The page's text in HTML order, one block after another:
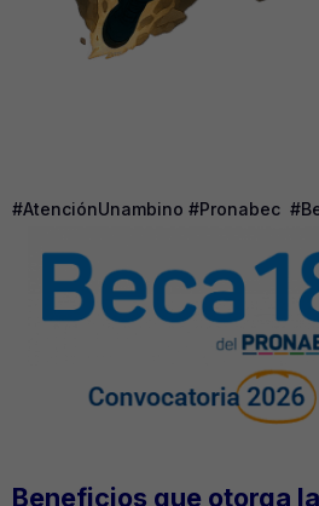
#AtenciónUnambino #Pronabec
Beneficios que otorga